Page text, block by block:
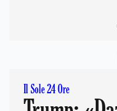
Il Sole 24 Ore